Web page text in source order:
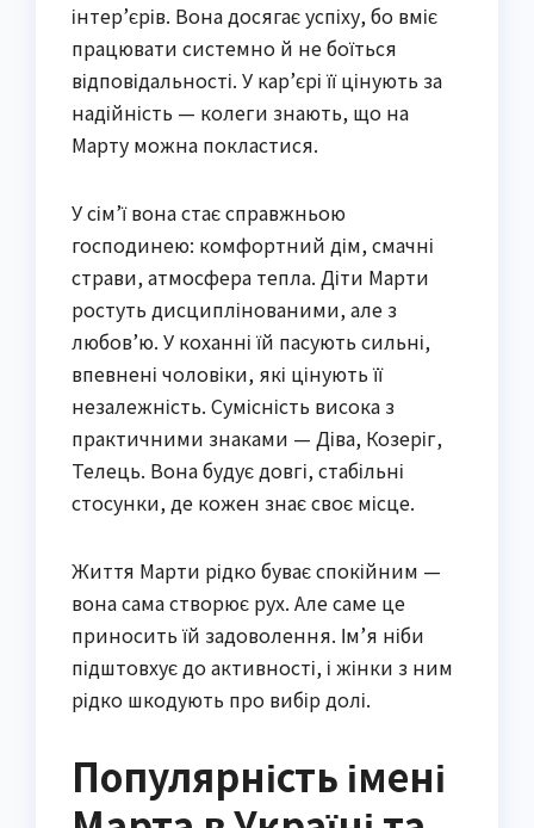
інтер’єрів. Вона досягає успіху, бо вміє
працювати системно й не боїться
відповідальності. У кар’єрі її цінують за
надійність — колеги знають, що на
Марту можна покластися.
У сім’ї вона стає справжньою
господинею: комфортний дім, смачні
страви, атмосфера тепла. Діти Марти
ростуть дисциплінованими, але з
любов’ю. У коханні їй пасують сильні,
впевнені чоловіки, які цінують її
незалежність. Сумісність висока з
практичними знаками — Діва, Козеріг,
Телець. Вона будує довгі, стабільні
стосунки, де кожен знає своє місце.
Життя Марти рідко буває спокійним —
вона сама створює рух. Але саме це
приносить їй задоволення. Ім’я ніби
підштовхує до активності, і жінки з ним
рідко шкодують про вибір долі.
Популярність імені